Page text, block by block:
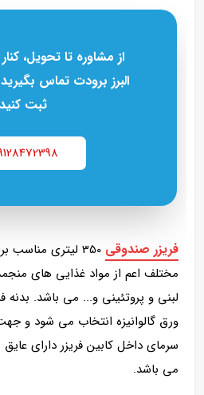
از مشاوره تا تحویل،
البرز برودت تماس
ثبت
فریزر صندوقی
350 لیتری
مختلف اعم از مواد غذایی های
ورق گالوانیزه انتخاب می شود و
سرمای داخل کابین فریزر دارای
می باشد.